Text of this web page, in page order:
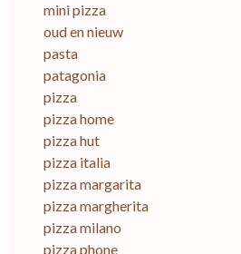
mini pizza
oud en nieuw
pasta
patagonia
pizza
pizza home
pizza hut
pizza italia
pizza margarita
pizza margherita
pizza milano
pizza phone